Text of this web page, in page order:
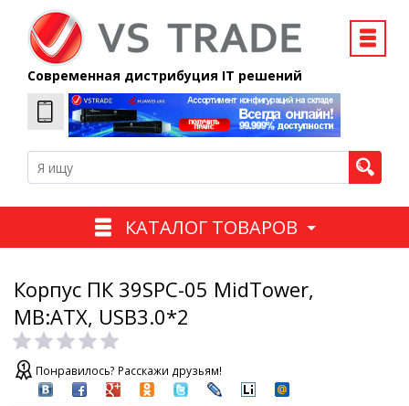
Современная дистрибуция IT решений
КАТАЛОГ ТОВАРОВ
Корпус ПК 39SPC-05 MidTower,
MB:ATX, USB3.0*2
Понравилось? Расскажи друзьям!